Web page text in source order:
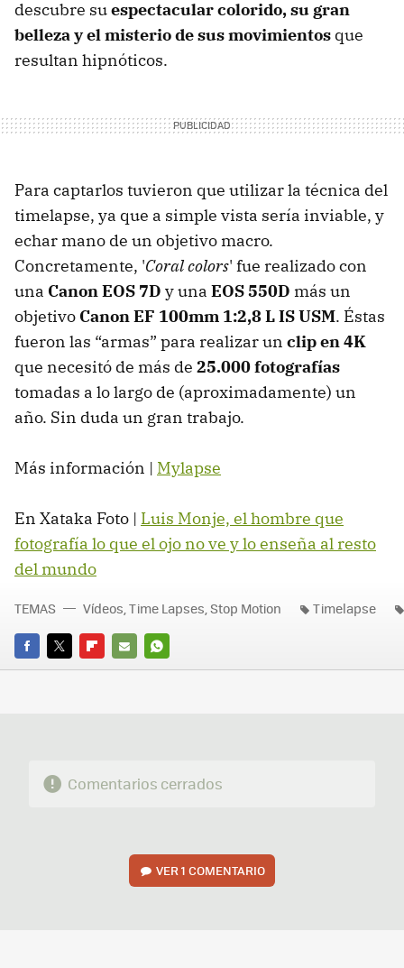
descubre suespectacular colorido, su gran
belleza y el misterio de sus movimientos que
resultan hipnóticos.
Para captarlos tuvieron que utilizar la técnica del
timelapse, ya que a simple vista sería inviable, y
echar mano de un objetivo macro.
Concretamente, 'Coral colors' fue realizado con
una Canon EOS 7D y una EOS 550D más un
objetivo Canon EF 100mm 1:2,8 L IS USM. Éstas
fueron las “armas” para realizar un clip en 4K
que necesitó de más de 25.000 fotografías
tomadas a lo largo de (aproximadamente) un
año. Sin duda un gran trabajo.
Más información | Mylapse
En Xataka Foto | Luis Monje, el hombre que
fotografía lo que el ojo no ve y lo enseña al resto
del mundo
FACEBOOK
TWITTERFLIPBOARD
E-
WHATSAPP
TEMAS Vídeos, Time Lapses, Stop Motion Timelapse
Comentarios cerrados
VER1 COMENTARIO